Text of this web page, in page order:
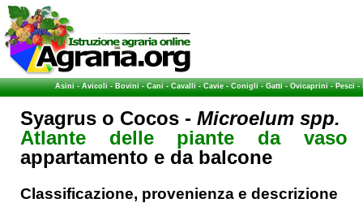
Asini-Avicoli-Bovini-Cani-Cavalli-Cavie-Conigli-Gatti-Ovicaprini-Pesci-
Syagrus o Cocos - Microelum spp.
Atlante delle piante da vaso
appartamento e da balcone
Classificazione, provenienza e descrizione